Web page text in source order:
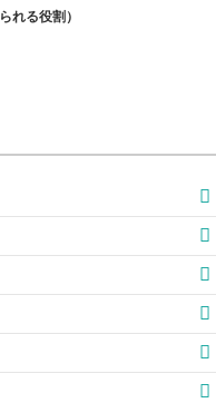
れる役割）